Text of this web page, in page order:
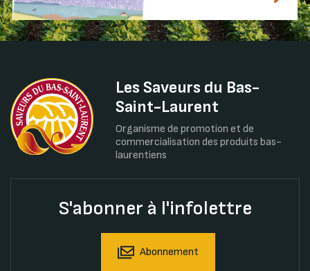
Les Saveurs du Bas-
Saint-Laurent
Organisme de promotion et de
commercialisation des produits bas-
laurentiens
S'abonner à l'infolettre
Abonnement